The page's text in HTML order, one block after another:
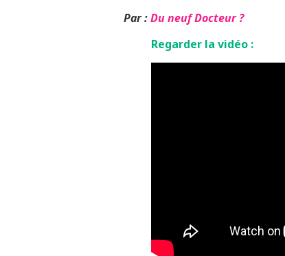
Par :Du neuf Docteur ?
Regarder la vidéo :